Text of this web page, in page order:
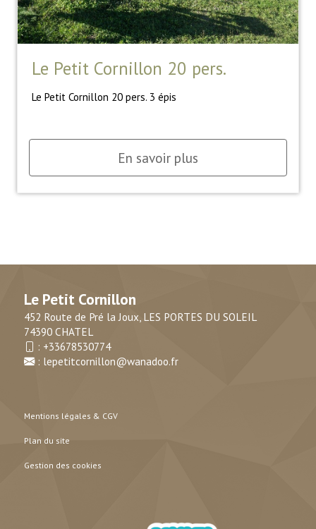
Le Petit Cornillon 20 pers.
Le Petit Cornillon 20 pers. 3 épis
En savoir plus
Le Petit Cornillon
452 Route de Pré la Joux, LES PORTES DU SOLEIL
74390 CHATEL
: +33678530774
: lepetitcornillon@wanadoo.fr
Mentions légales & CGV
Plan du site
Gestion des cookies